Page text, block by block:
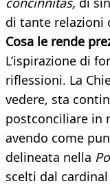
di tante relazioni
Cosa le rende
L’ispirazione di
riflessioni. La
vedere, sta
postconciliare in
avendo come
delineata nella
scelti dal